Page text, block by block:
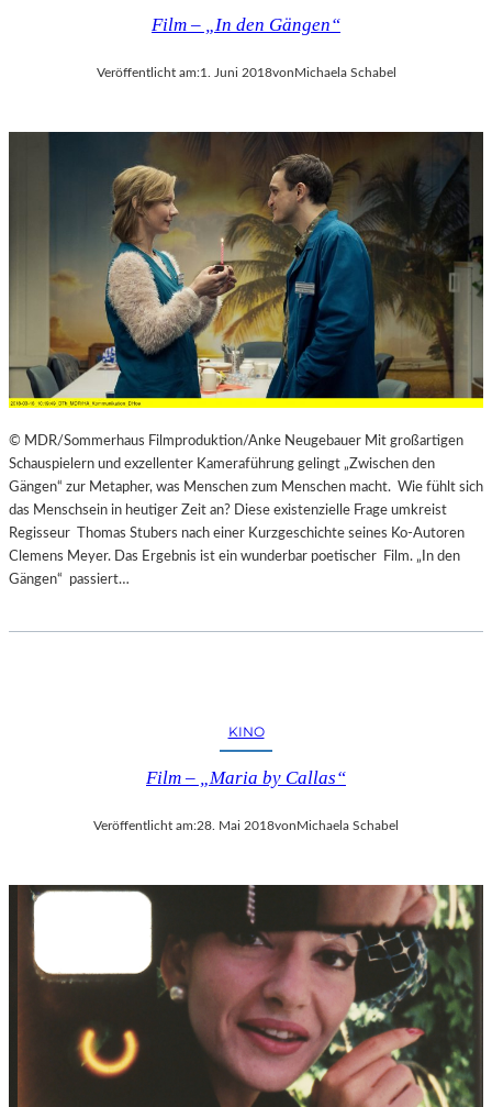
Film – „In den Gängen“
Veröffentlicht am:1. Juni 2018vonMichaela Schabel
© MDR/Sommerhaus Filmproduktion/Anke Neugebauer Mit großartigen
Schauspielern und exzellenter Kameraführung gelingt „Zwischen den
Gängen“ zur Metapher, was Menschen zum Menschen macht. Wie fühlt sich
das Menschsein in heutiger Zeit an? Diese existenzielle Frage umkreist
Regisseur Thomas Stubers nach einer Kurzgeschichte seines Ko-Autoren
Clemens Meyer. Das Ergebnis ist ein wunderbar poetischer Film. „In den
Gängen“ passiert…
KINO
Film – „Maria by Callas“
Veröffentlicht am:28. Mai 2018von Michaela Schabel